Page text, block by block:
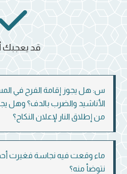
س: هل يجوز إقامة الفرح في
الأناشيد والضرب بالدف؟ وهل
من إطلاق النار لإعلان النكاح؟
ماء وقعت فيه نجاسة فغيرت
نتوضأ منه؟
قد يعجبك